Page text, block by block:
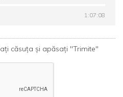
1:07:08
1:07:08
căsuța și apăsați "Trimite"